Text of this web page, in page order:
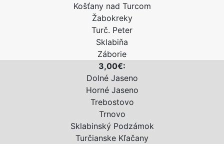
Košťany nad Turcom
Žabokreky
Turč. Peter
Sklabiňa
Záborie
3,00€:
Dolné Jaseno
Horné Jaseno
Trebostovo
Trnovo
Sklabinský Podzámok
Turčianske Kľačany